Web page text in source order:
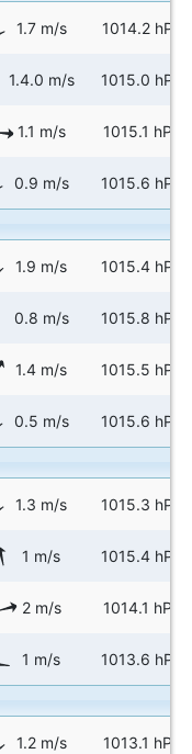
1.7 m/s 1014.2 hPa
1.4.0 m/s 1015.0 hPa
1.1 m/s 1015.1 hPa
0.9 m/s 1015.6 hPa
1.9 m/s 1015.4 hPa
0.8 m/s 1015.8 hPa
1.4 m/s 1015.5 hPa
0.5 m/s 1015.6 hPa
1.3 m/s 1015.3 hPa
1 m/s 1015.4 hPa
2 m/s 1014.1 hPa
1 m/s 1013.6 hPa
1.2 m/s 1013.1 hPa